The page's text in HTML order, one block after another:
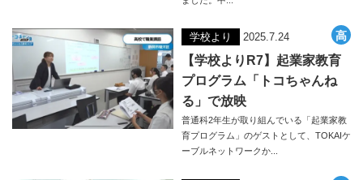
学校より 2025.7.24
【学校よりR7】起業家教育
プログラム「トコちゃんね
る」で放映
普通科2年生が取り組んでいる「起業家教
育プログラム」のゲストとして、TOKAIケ
ーブルネットワークか...